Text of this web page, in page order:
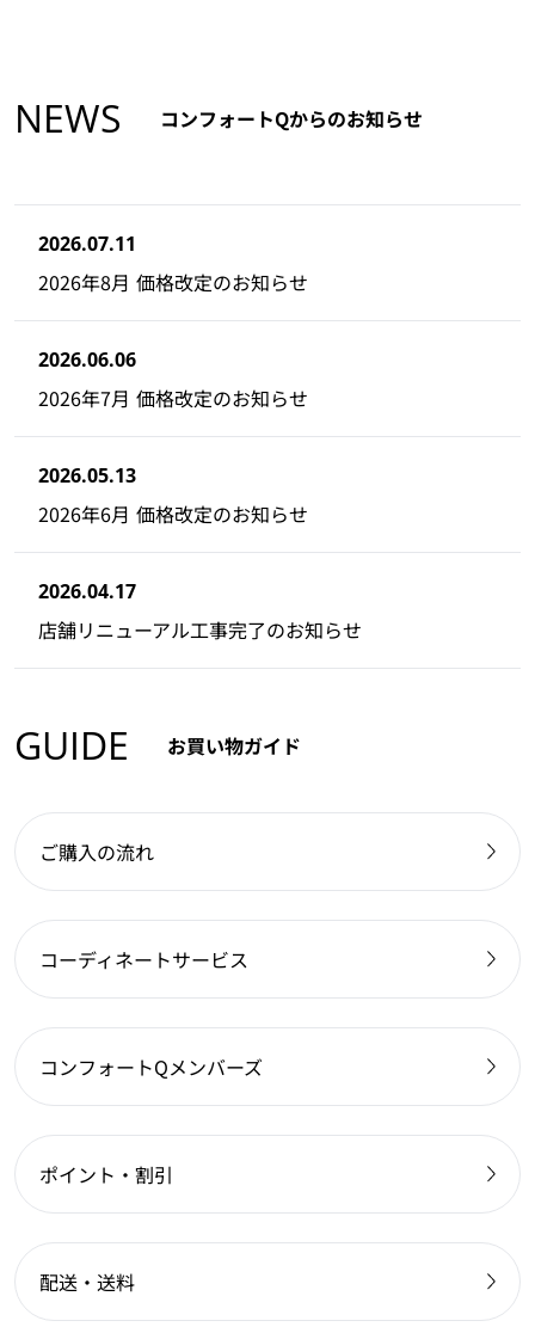
NEWS コンフォートQからのお知らせ
2026.07.11
2026年8月 価格改定のお知らせ
2026.06.06
2026年7月 価格改定のお知らせ
2026.05.13
2026年6月 価格改定のお知らせ
2026.04.17
店舗リニューアル工事完了のお知らせ
GUIDE お買い物ガイド
ご購入の流れ
コーディネートサービス
コンフォートQメンバーズ
ポイント・割引
配送・送料